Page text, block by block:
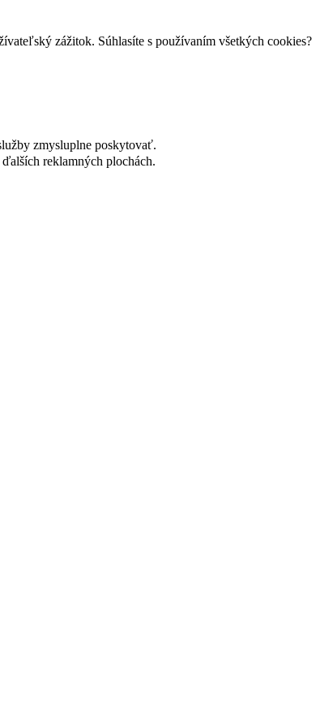
zážitok. Súhlasíte s používaním všetkých cookies?
zmysluplne poskytovať.
reklamných plochách.